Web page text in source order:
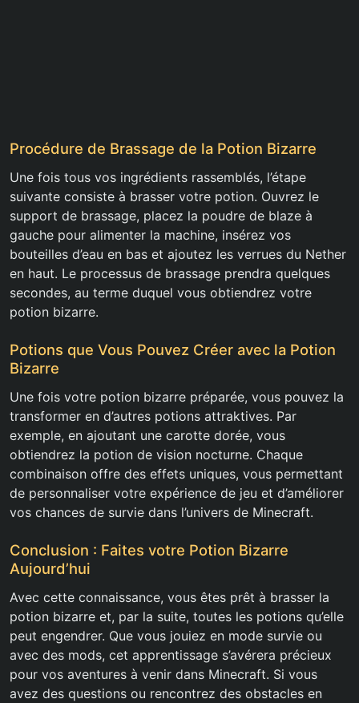
Procédure de Brassage de la Potion Bizarre
Une fois tous vos ingrédients rassemblés, l’étape
suivante consiste à brasser votre potion. Ouvrez le
support de brassage, placez la poudre de blaze à
gauche pour alimenter la machine, insérez vos
bouteilles d’eau en bas et ajoutez les verrues du Nether
en haut. Le processus de brassage prendra quelques
secondes, au terme duquel vous obtiendrez votre
potion bizarre.
Potions que Vous Pouvez Créer avec la Potion
Bizarre
Une fois votre potion bizarre préparée, vous pouvez la
transformer en d’autres potions attraktives. Par
exemple, en ajoutant une carotte dorée, vous
obtiendrez la potion de vision nocturne. Chaque
combinaison offre des effets uniques, vous permettant
de personnaliser votre expérience de jeu et d’améliorer
vos chances de survie dans l’univers de Minecraft.
Conclusion : Faites votre Potion Bizarre
Aujourd’hui
Avec cette connaissance, vous êtes prêt à brasser la
potion bizarre et, par la suite, toutes les potions qu’elle
peut engendrer. Que vous jouiez en mode survie ou
avec des mods, cet apprentissage s’avérera précieux
pour vos aventures à venir dans Minecraft. Si vous
avez des questions ou rencontrez des obstacles en